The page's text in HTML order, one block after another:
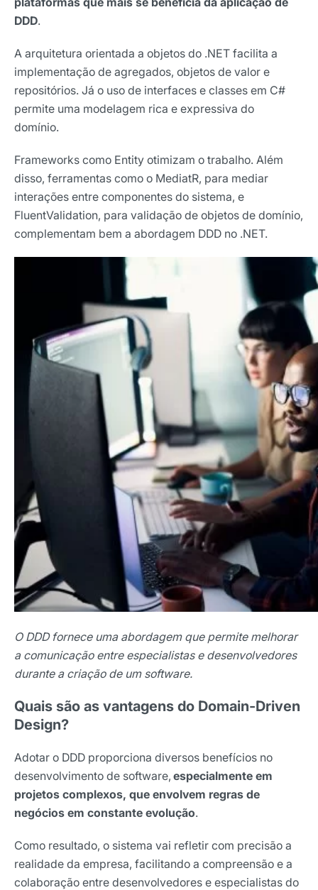
DDD.
A arquitetura orientada a objetos do .NET facilita a
implementação de agregados, objetos de valor e
repositórios. Já o uso de interfaces e classes em C#
permite uma modelagem rica e expressiva do
domínio.
Frameworks como Entity otimizam o trabalho. Além
disso, ferramentas como o MediatR, para mediar
interações entre componentes do sistema, e
FluentValidation, para validação de objetos de domínio,
complementam bem a abordagem DDD no .NET.
O DDD fornece uma abordagem que permite melhorar
a comunicação entre especialistas e desenvolvedores
durante a criação de um software.
Quais são as vantagens do Domain-Driven
Design?
Adotar o DDD proporciona diversos benefícios no
desenvolvimento de software, especialmente em
projetos complexos, que envolvem regras de
negócios em constante evolução.
Como resultado, o sistema vai refletir com precisão a
realidade da empresa, facilitando a compreensão e a
colaboração entre desenvolvedores e especialistas do